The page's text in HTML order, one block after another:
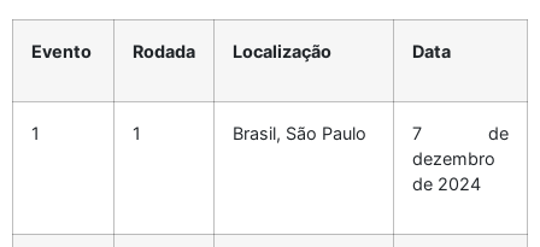
Evento Rodada Localização Data
1 1 Brasil, São Paulo
7 de
dezembro
de 2024